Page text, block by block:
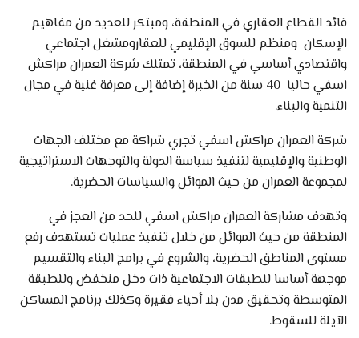
قائد القطاع العقاري في المنطقة، ومبتكر للعديد من مفاهيم
الإسكان ومنظم للسوق الإقليمي للعقارومشغل اجتماعي
واقتصادي أساسي في المنطقة، تمتلك شركة العمران مراكش
اسفي حاليا 40 سنة من الخبرة إضافة إلى معرفة غنية في مجال
التنمية والبناء.
شركة العمران مراكش اسفي تجري شراكة مع مختلف الجهات
الوطنية والإقليمية لتنفيذ سياسة الدولة والتوجهات الاستراتيجية
لمجموعة العمران من حيث الموائل والسياسات الحضرية.
وتهدف مشاركة العمران مراكش اسفي للحد من العجز في
المنطقة من حيث الموائل من خلال تنفيذ عمليات تستهدف رفع
مستوى المناطق الحضرية، والشروع في برامج البناء والتقسيم
موجهة أساسا للطبقات الاجتماعية ذات دخل منخفض وللطبقة
المتوسطة وتحقيق مدن بلا أحياء فقيرة وكذلك برنامج المساكن
الآيلة للسقوط.